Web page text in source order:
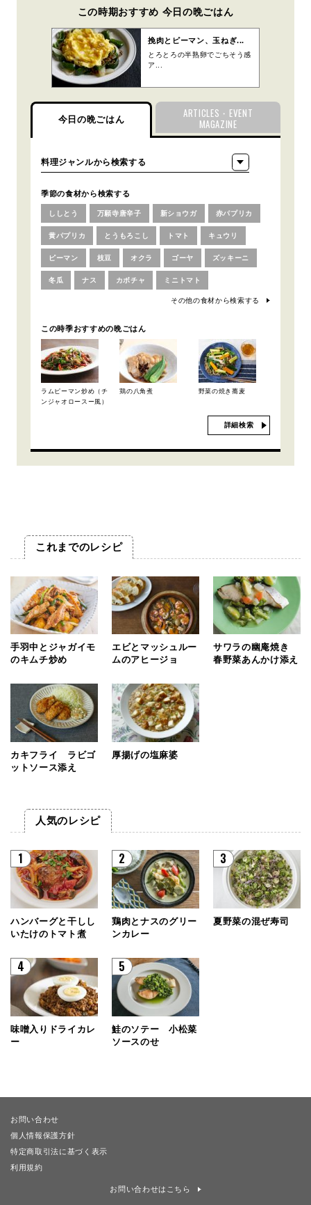
この時期おすすめ 今日の晩ごはん
挽肉とピーマン、玉ねぎ...
とろとろの半熟卵でごちそう感
ア...
今日の晩ごはん
ARTICLES・EVENT
MAGAZINE
季節の食材から検索する
ししとう 万願寺唐辛子 新ショウガ 赤パプリカ
黄パプリカ とうもろこし トマト キュウリ
ピーマン 枝豆 オクラ ゴーヤ ズッキーニ
冬瓜 ナス カボチャ ミニトマト
その他の食材から検索する
この時季おすすめの晩ごはん
ラムピーマン炒め（チ
ンジャオロースー風）
鶏の八角煮 野菜の焼き蕎麦
詳細検索
これまでのレシピ
手羽中とジャガイモ
のキムチ炒め
エビとマッシュルー
ムのアヒージョ
サワラの幽庵焼き
春野菜あんかけ添え
カキフライ ラビゴ
ットソース添え
厚揚げの塩麻婆
人気のレシピ
1
ハンバーグと干しし
いたけのトマト煮
2
鶏肉とナスのグリー
ンカレー
3
夏野菜の混ぜ寿司
4
味噌入りドライカレ
ー
5
鮭のソテー 小松菜
ソースのせ
お問い合わせ
個人情報保護方針
特定商取引法に基づく表示
利用規約
お問い合わせはこちら